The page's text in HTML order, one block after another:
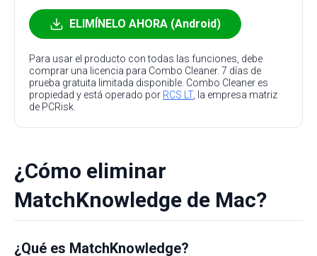
ELIMÍNELO AHORA (Android)
Para usar el producto con todas las funciones, debe
comprar una licencia para Combo Cleaner. 7 días de
prueba gratuita limitada disponible. Combo Cleaner es
propiedad y está operado por RCS LT, la empresa matriz
de PCRisk.
¿Cómo eliminar
MatchKnowledge de Mac?
¿Qué es MatchKnowledge?